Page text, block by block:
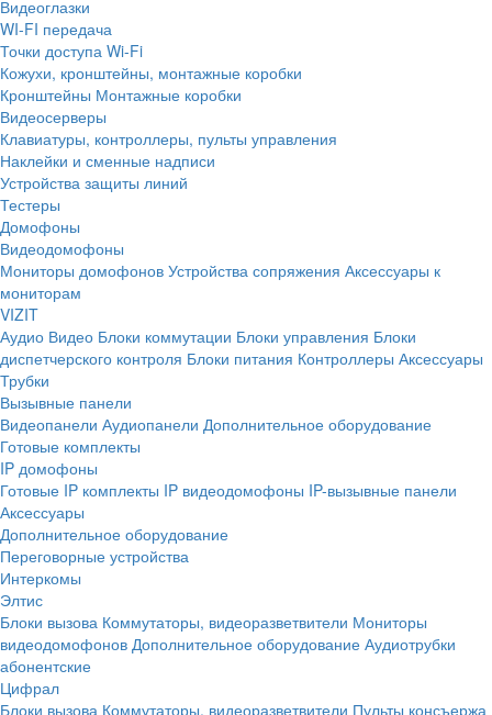
Видеоглазки
WI-FI передача
Точки доступа Wi-Fi
Кожухи, кронштейны, монтажные коробки
Кронштейны Монтажные коробки
Видеосерверы
Клавиатуры, контроллеры, пульты управления
Наклейки и сменные надписи
Устройства защиты линий
Тестеры
Домофоны
Видеодомофоны
Мониторы домофонов Устройства сопряжения Аксессуары к
мониторам
VIZIT
Аудио Видео Блоки коммутации Блоки управления Блоки
диспетчерского контроля Блоки питания Контроллеры Аксессуары
Трубки
Вызывные панели
Видеопанели Аудиопанели Дополнительное оборудование
Готовые комплекты
IP домофоны
Готовые IP комплекты IP видеодомофоны IP-вызывные панели
Аксессуары
Дополнительное оборудование
Переговорные устройства
Интеркомы
Элтис
Блоки вызова Коммутаторы, видеоразветвители Мониторы
видеодомофонов Дополнительное оборудование Аудиотрубки
абонентские
Цифрал
Блоки вызова Коммутаторы, видеоразветвители Пульты консъержа